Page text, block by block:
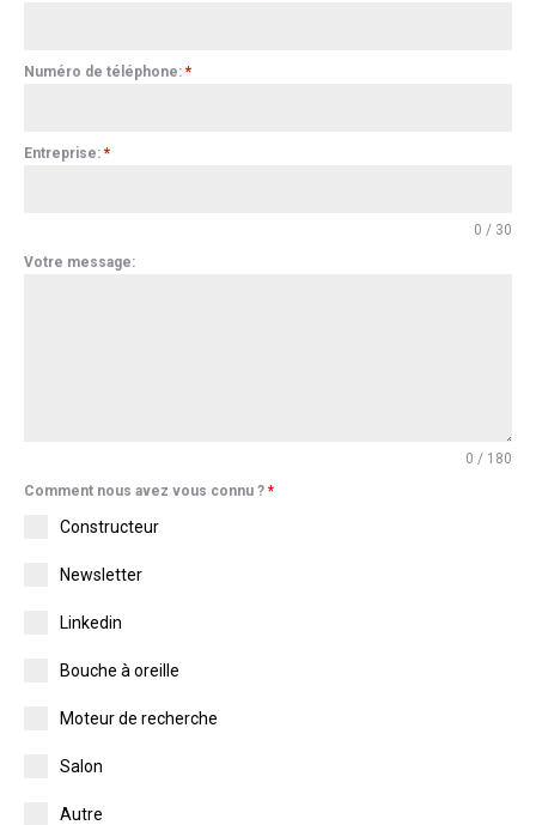
Numéro de téléphone: *
Entreprise: *
0 / 30
Votre message:
0 / 180
Comment nous avez vous connu ? *
Constructeur
Newsletter
Linkedin
Bouche à oreille
Moteur de recherche
Salon
Autre